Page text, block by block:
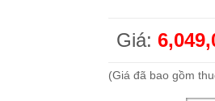
Giá:
(Giá đã bao gồm